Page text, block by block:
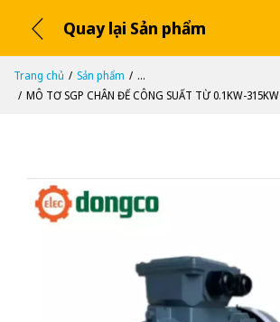
Quay lại Sản phẩm
Trang chủ Sản phẩm
...
MÔ TƠ SGP CHÂN ĐẾ CÔNG SUẤT TỪ 0.1KW-315KW